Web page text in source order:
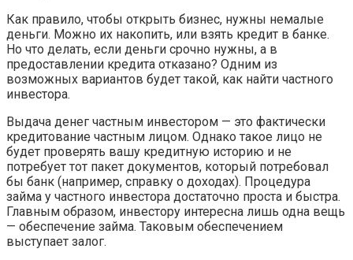
Как правило, чтобы открыть бизнес, нужны немалые
деньги. Можно их накопить, или взять кредит в банке.
Но что делать, если деньги срочно нужны, а в
предоставлении кредита отказано? Одним из
возможных вариантов будет такой, как найти частного
инвестора.
Выдача денег частным инвестором — это фактически
кредитование частным лицом. Однако такое лицо не
будет проверять вашу кредитную историю и не
потребует тот пакет документов, который потребовал
бы банк (например, справку о доходах). Процедура
займа у частного инвестора достаточно проста и быстра.
Главным образом, инвестору интересна лишь одна вещь
— обеспечение займа. Таковым обеспечением
выступает залог.